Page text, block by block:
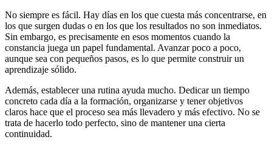
No siempre es fácil. Hay días en los que cuesta más concentrarse, en
los que surgen dudas o en los que los resultados no son inmediatos.
Sin embargo, es precisamente en esos momentos cuando la
constancia juega un papel fundamental. Avanzar poco a poco,
aunque sea con pequeños pasos, es lo que permite construir un
aprendizaje sólido.
Además, establecer una rutina ayuda mucho. Dedicar un tiempo
concreto cada día a la formación, organizarse y tener objetivos
claros hace que el proceso sea más llevadero y más efectivo. No se
trata de hacerlo todo perfecto, sino de mantener una cierta
continuidad.